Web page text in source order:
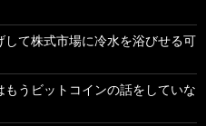
て株式市場に冷水を浴びせる可
うビットコインの話をしていな